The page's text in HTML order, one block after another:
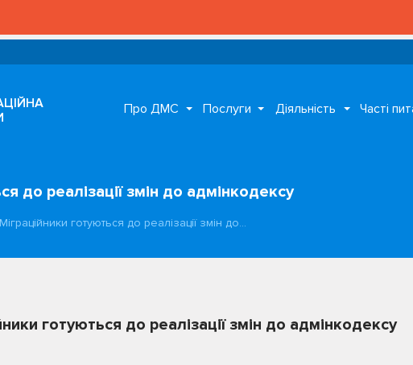
Про ДМС Послуги Діяльність Часті
до реалізації змін до адмінкодексу
Міграційники готуються до реалізації змін до…
готуються до реалізації змін до адмінкодексу